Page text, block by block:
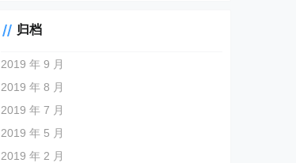
归档
2019 年 9 月
2019 年 8 月
2019 年 7 月
2019 年 5 月
2019 年 2 月